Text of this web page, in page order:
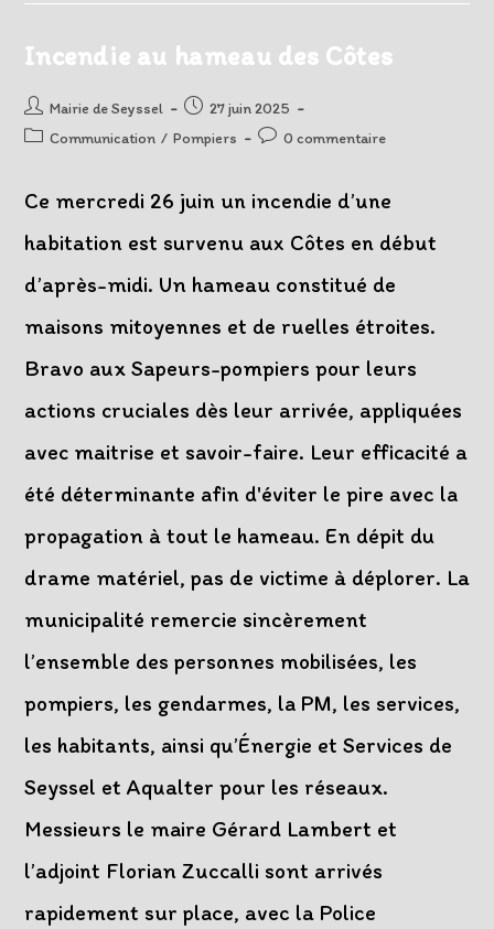
Sapeurs-
Pompiers
Incendie au hameau des Côtes
Auteur/autrice
de
Mairie de Seyssel
Post
published:
27 juin 2025
PostCommunication / Pompiers
Post0 commentaire
Ce mercredi 26 juin un incendie d’une
habitation est survenu aux Côtes en début
d’après-midi. Un hameau constitué de
maisons mitoyennes et de ruelles étroites.
Bravo aux Sapeurs-pompiers pour leurs
actions cruciales dès leur arrivée, appliquées
avec maitrise et savoir-faire. Leur efficacité a
été déterminante afin d'éviter le pire avec la
propagation à tout le hameau. En dépit du
drame matériel, pas de victime à déplorer. La
municipalité remercie sincèrement
l’ensemble des personnes mobilisées, les
pompiers, les gendarmes, la PM, les services,
les habitants, ainsi qu’Énergie et Services de
Seyssel et Aqualter pour les réseaux.
Messieurs le maire Gérard Lambert et
l’adjoint Florian Zuccalli sont arrivés
rapidement sur place, avec la Police